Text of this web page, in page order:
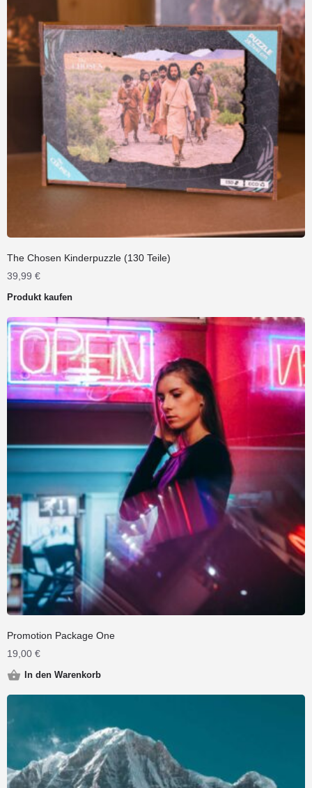
The Chosen Kinderpuzzle (130 Teile)
39,99 €
Produkt kaufen
Promotion Package One
19,00 €
In den Warenkorb